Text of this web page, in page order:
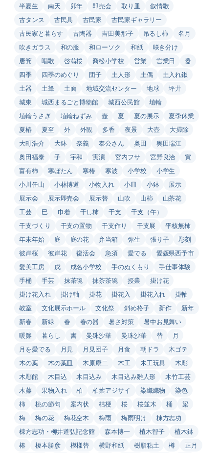
半夏生
南天 卯年 即売会 取り皿
叙情歌
古タンス
古民具 古民家
古民家ギャラリー
古民家と暮らす
古陶器 吉田美那子 吊るし柿
名月
吹きガラス
和の服 和ローソク 和紙
咲き分け
唐箕
唱歌 啓翁桜 喬松小学校 営業 営業日
器
四季
四季のめぐり 団子 土人形 土偶
土入れ鍬
土器
土筆 土面 地域交流センター 地球
坪井
城東
城西まるごと博物館 城西公民館
埴輪
埴輪うさぎ
埴輪ねずみ 壺 夏 夏の展示
夏季休業
夏椿
夏至 外 外観 多香 夜景 大壺
大掃除
大町浩介
大鉢 奈義 奉公さん 奥田
奥田瑞江
奥田福泰
子 宇和 実演 宮内フサ 宮野良治
寅
富有柿
寒ぼたん 寒椿 寒波 小学校
小学生
小川任山
小林博道 小物入れ 小皿 小鉢
展示
展示会
展示即売会 展示替 山吹 山柿
山茶花
工芸
巳 巾着 干し柿 干支
干支（午）
干支づくり
干支の置物 干支作り 干支展
平核無柿
年末年始
庭 庭の花 弁当箱 弥生 張り子
彫刻
彼岸桜
彼岸花 復活会 急須 愛でる
愛媛県西予市
愛美工房
戌 成名小学校 手のぬくもり
手仕事体験
手桶
手芸 抹茶碗 抹茶茶碗 授業
掛け花
掛け花入れ
掛け軸 掛花 掛花入 掛花入れ
掛軸
教室
文化展示ホール 文化祭 斜め格子 新作
新年
新春
新緑 春 春の器 暑さ対策
暑中お見舞い
暖簾
暮らし 書 曼殊沙華 曼珠沙華 替
月
月を愛でる
月見 月見団子 月食 朝ドラ
木ゴテ
木の葉
木の葉皿 木原康二 木工 木工玩具
木彫
木彫館
木目込 木目込み 木目込み雛人形
木竹工芸
木藤
果物入れ 柏 柏葉アジサイ 染織織物
染色
柿
桃の節句 案内状 桔梗 桜 桜並木 桶
梁
梅
梅の花 梅花空木 梅雨 梅雨明け
棟方志功
棟方志功・柳井道弘記念館
森本博一 植木智子
植木鉢
椿
榎本勝彦 模様替 横野和紙 樹脂粘土 樽 正月